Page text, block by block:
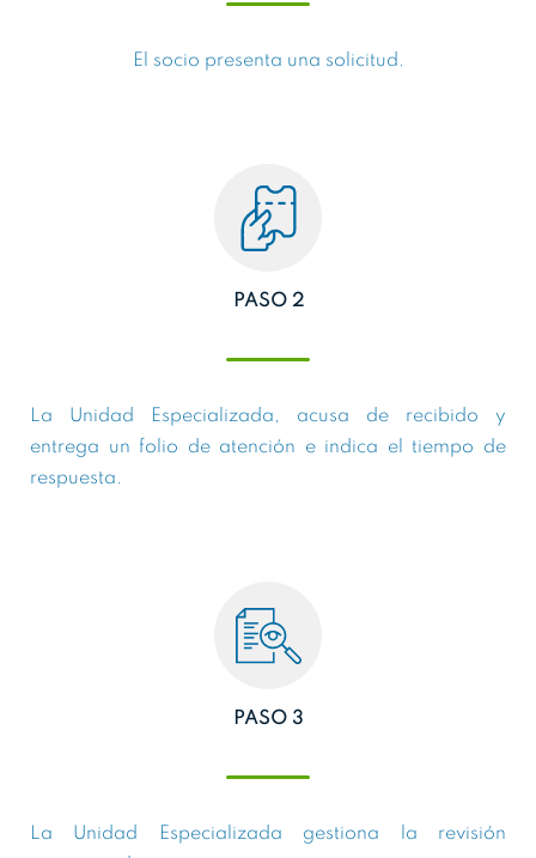
El socio presenta una solicitud.
PASO 2
La Unidad Especializada, acusa de recibido y
entrega un folio de atención e indica el tiempo de
respuesta.
PASO 3
La Unidad Especializada gestiona la revisión